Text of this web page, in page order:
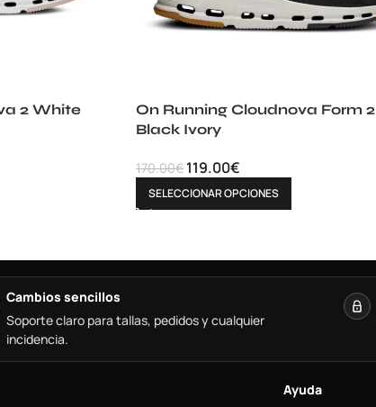
2 White
On Running Cloudnova Form 2
Black Ivory
170.00€ 119.00€
SELECCIONAR OPCIONES
Cambios sencillos
Soporte claro para tallas, pedidos y cualquier
incidencia.
Ayuda